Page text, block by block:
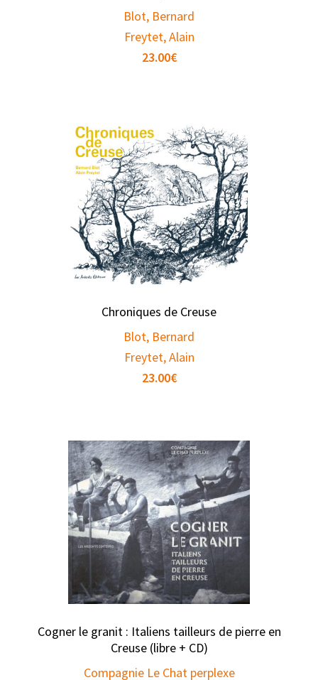
Blot, Bernard
Freytet, Alain
23.00€
Chroniques de Creuse
Blot, Bernard
Freytet, Alain
23.00€
Cogner le granit : Italiens tailleurs de pierre en
Creuse (libre + CD)
Compagnie Le Chat perplexe